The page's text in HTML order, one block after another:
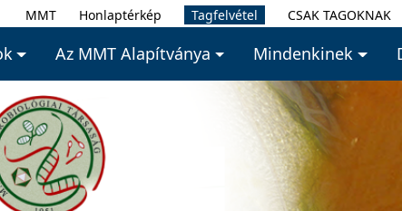
MMT Honlaptérkép Tagfelvétel CSAK TAGOKNAK
Az MMT Alapítványa Mindenkinek